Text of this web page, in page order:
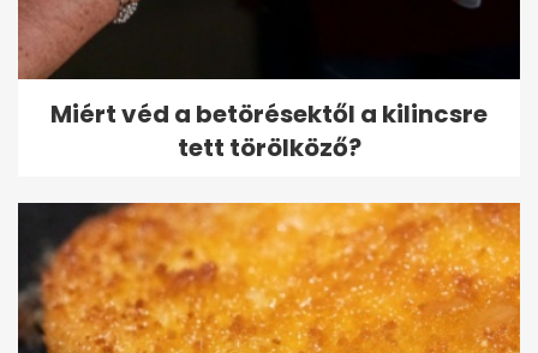
Miért véd a betörésektől a kilincsre
tett törölköző?